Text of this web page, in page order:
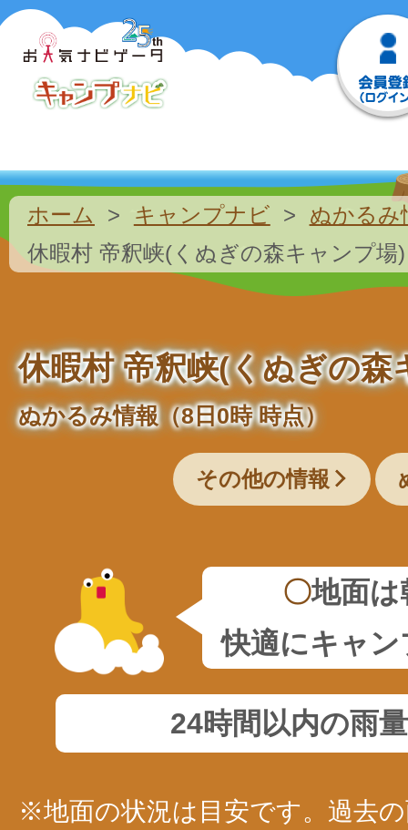
ホーム キャンプナビ
ぬかるみ
休暇村 帝釈峡(くぬぎの森キャンプ場)
休暇村 帝釈峡(くぬぎの森
ぬかるみ情報（8日0時 時点）
その他の情報
〇地面
快適にキャ
24時間以内の雨
※地面の状況は目安です。過去